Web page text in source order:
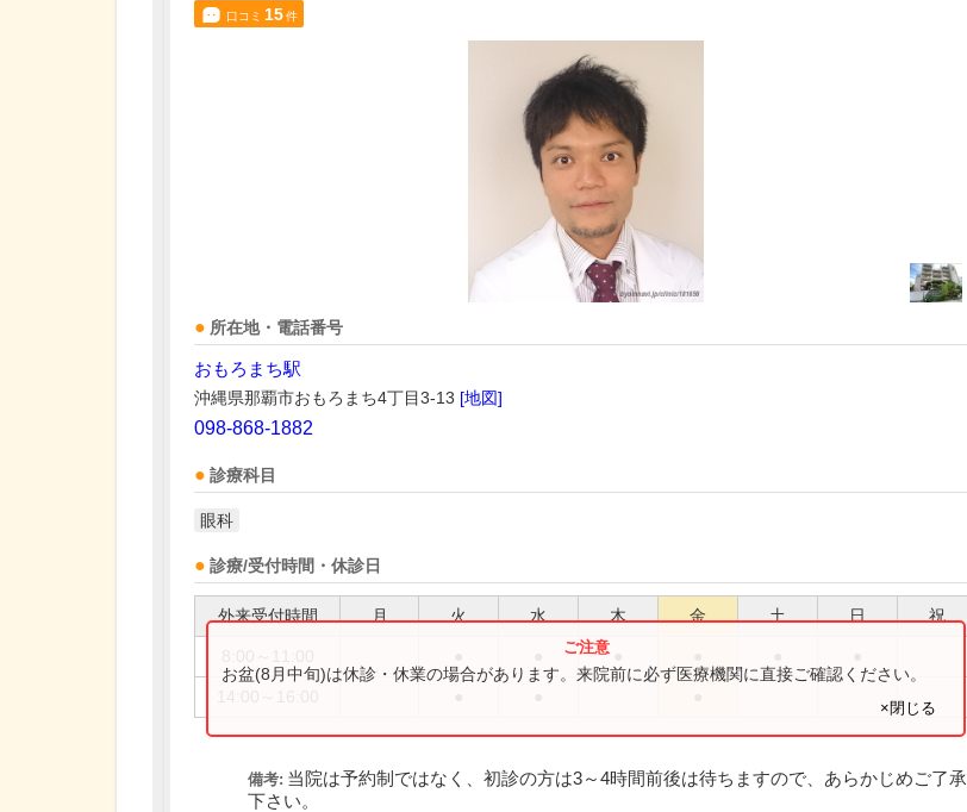
口コミ 15件
所在地・電話番号
おもろまち駅
沖縄県那覇市おもろまち4丁目3-13 [地図]
098-868-1882
診療科目
眼科
診療/受付時間・休診日
外来受付時間 月 火 水 木 金 土 日 祝
お盆(8月中旬)は休診・休業の場合があります。来院前に必ず医療機関に直接ご確認ください。
×閉じる
備考: 当院は予約制ではなく、初診の方は3～4時間前後は待ちますので、あらかじめご了承
下さい。